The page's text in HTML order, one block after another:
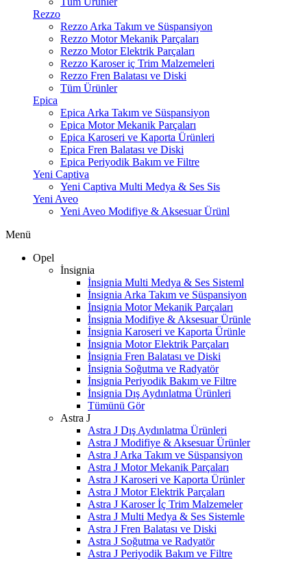
Rezzo
Rezzo Arka Takım ve Süspansiyon
Rezzo Motor Mekanik Parçaları
Rezzo Motor Elektrik Parçaları
Rezzo Karoser iç Trim Malzemeleri
Rezzo Fren Balatası ve Diski
Tüm Ürünler
Epica
Epica Arka Takım ve Süspansiyon
Epica Motor Mekanik Parçaları
Epica Karoseri ve Kaporta Ürünleri
Epica Fren Balatası ve Diski
Epica Periyodik Bakım ve Filtre
Yeni Captiva
Yeni Captiva Multi Medya & Ses Sis
Yeni Aveo
Yeni Aveo Modifiye & Aksesuar Ürünl
Menü
Opel
İnsignia
İnsignia Multi Medya & Ses Sisteml
İnsignia Arka Takım ve Süspansiyon
İnsignia Motor Mekanik Parçaları
İnsignia Modifiye & Aksesuar Ürünle
İnsignia Karoseri ve Kaporta Ürünle
İnsignia Motor Elektrik Parçaları
İnsignia Fren Balatası ve Diski
İnsignia Soğutma ve Radyatör
İnsignia Periyodik Bakım ve Filtre
İnsignia Dış Aydınlatma Ürünleri
Tümünü Gör
Astra J
Astra J Dış Aydınlatma Ürünleri
Astra J Modifiye & Aksesuar Ürünler
Astra J Arka Takım ve Süspansiyon
Astra J Motor Mekanik Parçaları
Astra J Karoseri ve Kaporta Ürünler
Astra J Motor Elektrik Parçaları
Astra J Karoser İç Trim Malzemeler
Astra J Multi Medya & Ses Sistemle
Astra J Fren Balatası ve Diski
Astra J Soğutma ve Radyatör
Astra J Periyodik Bakım ve Filtre